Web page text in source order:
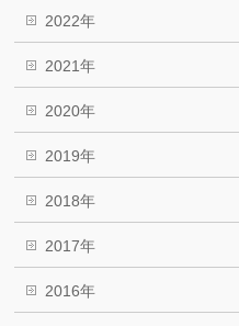
2022年
2021年
2020年
2019年
2018年
2017年
2016年